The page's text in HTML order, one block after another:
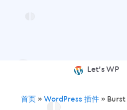
Let’s WP
首页 » WordPress 插件 »